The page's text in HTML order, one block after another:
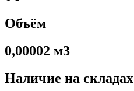
Объём
0,00002 м3
Наличие на складах